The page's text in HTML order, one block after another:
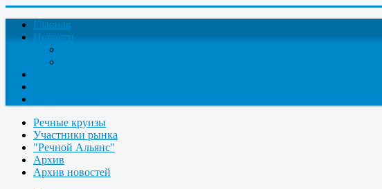
Главная
Новости
Речные круизы
Участники рынка
"Речной Альянс"
Архив
Архив новостей